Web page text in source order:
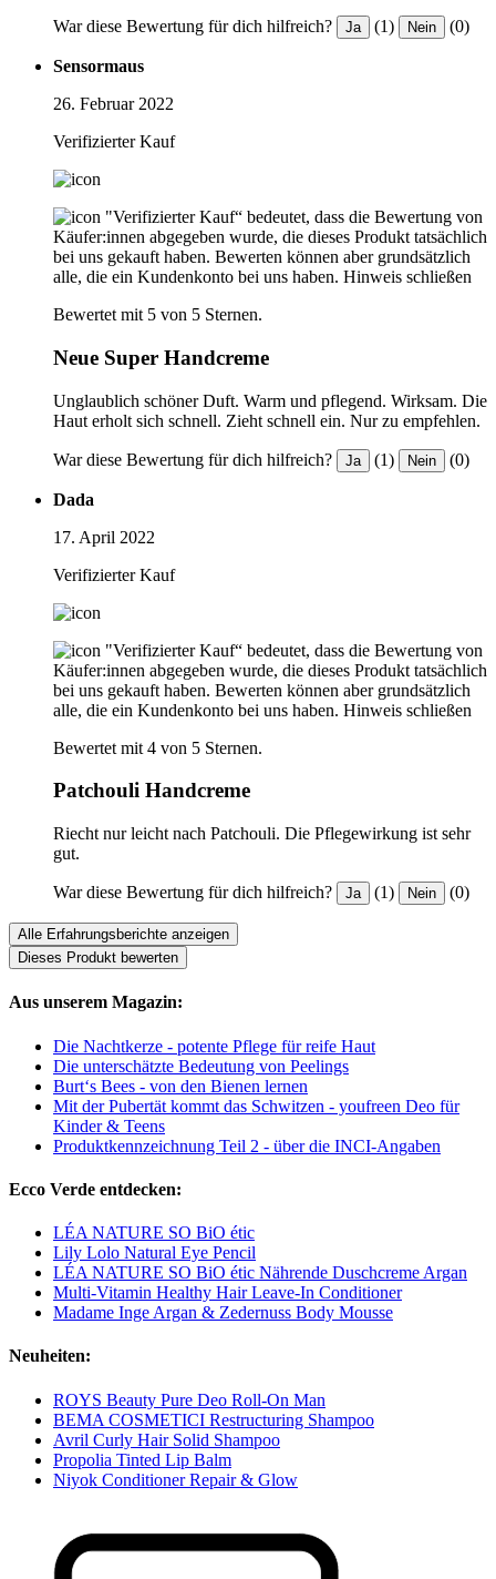
War diese Bewertung für dich hilfreich? Ja (1) Nein (0)
Sensormaus
26. Februar 2022
Verifizierter Kauf
"Verifizierter Kauf“ bedeutet, dass die Bewertung von
Käufer:innen abgegeben wurde, die dieses Produkt tatsächlich
bei uns gekauft haben. Bewerten können aber grundsätzlich
alle, die ein Kundenkonto bei uns haben. Hinweis schließen
Bewertet mit 5 von 5 Sternen.
Neue Super Handcreme
Unglaublich schöner Duft. Warm und pflegend. Wirksam. Die
Haut erholt sich schnell. Zieht schnell ein. Nur zu empfehlen.
War diese Bewertung für dich hilfreich? Ja (1) Nein (0)
Dada
17. April 2022
Verifizierter Kauf
"Verifizierter Kauf“ bedeutet, dass die Bewertung von
Käufer:innen abgegeben wurde, die dieses Produkt tatsächlich
bei uns gekauft haben. Bewerten können aber grundsätzlich
alle, die ein Kundenkonto bei uns haben. Hinweis schließen
Bewertet mit 4 von 5 Sternen.
Patchouli Handcreme
Riecht nur leicht nach Patchouli. Die Pflegewirkung ist sehr
gut.
War diese Bewertung für dich hilfreich? Ja (1) Nein (0)
Alle Erfahrungsberichte anzeigen
Dieses Produkt bewerten
Aus unserem Magazin:
Die Nachtkerze - potente Pflege für reife Haut
Die unterschätzte Bedeutung von Peelings
Burt‘s Bees - von den Bienen lernen
Mit der Pubertät kommt das Schwitzen - youfreen Deo für
Kinder & Teens
Produktkennzeichnung Teil 2 - über die INCI-Angaben
Ecco Verde entdecken:
LÉA NATURE SO BiO étic
Lily Lolo Natural Eye Pencil
LÉA NATURE SO BiO étic Nährende Duschcreme Argan
Multi-Vitamin Healthy Hair Leave-In Conditioner
Madame Inge Argan & Zedernuss Body Mousse
Neuheiten:
ROYS Beauty Pure Deo Roll-On Man
BEMA COSMETICI Restructuring Shampoo
Avril Curly Hair Solid Shampoo
Propolia Tinted Lip Balm
Niyok Conditioner Repair & Glow